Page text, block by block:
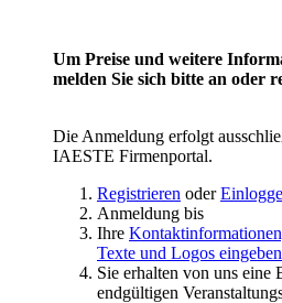
Um Preise und weitere
melden Sie sich bitte an oder
Die Anmeldung erfolgt
IAESTE Firmenportal.
Registrieren oder
Anmeldung bis
Ihre
Texte und Logos eingeben
Sie erhalten von uns eine
endgültigen